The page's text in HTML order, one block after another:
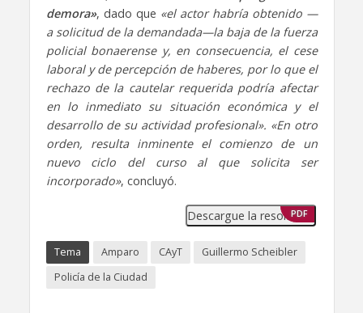
demora», dado que «el actor habría obtenido —
a solicitud de la demandada—la baja de la fuerza
policial bonaerense y, en consecuencia, el cese
laboral y de percepción de haberes, por lo que el
rechazo de la cautelar requerida podría afectar
en lo inmediato su situación económica y el
desarrollo de su actividad profesional». «En otro
orden, resulta inminente el comienzo de un
nuevo ciclo del curso al que solicita ser
incorporado», concluyó.
Descargue la resolución
PDF
Tema Amparo CAyT
Guillermo Scheibler
Policía de la Ciudad